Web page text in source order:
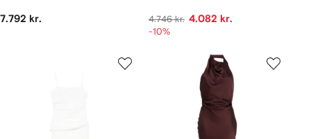
7.792 kr. 4.746 kr. 4.082 kr.
-10%